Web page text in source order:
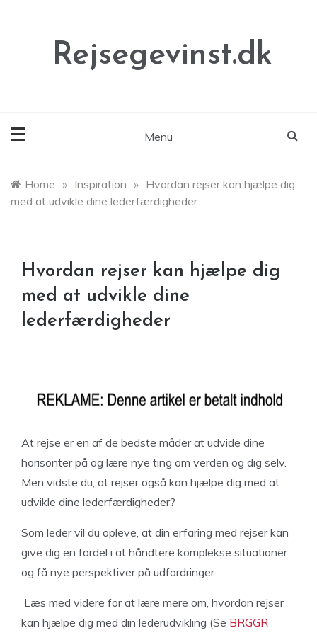
Rejsegevinst.dk
Menu
Home » Inspiration » Hvordan rejser kan hjælpe dig
med at udvikle dine lederfærdigheder
Hvordan rejser kan hjælpe dig
med at udvikle dine
lederfærdigheder
At rejse er en af de bedste måder at udvide dine
horisonter på og lære nye ting om verden og dig selv.
Men vidste du, at rejser også kan hjælpe dig med at
udvikle dine lederfærdigheder?
Som leder vil du opleve, at din erfaring med rejser kan
give dig en fordel i at håndtere komplekse situationer
og få nye perspektiver på udfordringer.
Læs med videre for at lære mere om, hvordan rejser
kan hjælpe dig med din lederudvikling (Se BRGGR